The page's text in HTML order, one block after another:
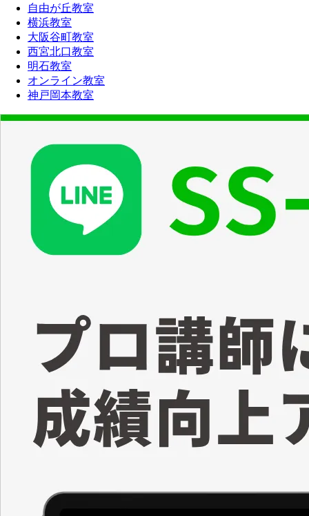
自由が丘教室
横浜教室
大阪谷町教室
西宮北口教室
明石教室
オンライン教室
神戸岡本教室